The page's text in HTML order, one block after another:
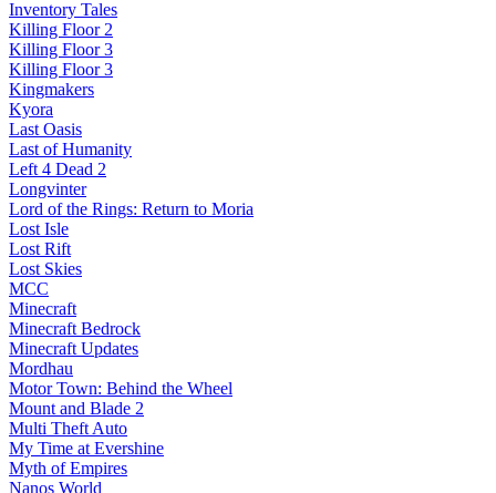
Inventory Tales
Killing Floor 2
Killing Floor 3
Killing Floor 3
Kingmakers
Kyora
Last Oasis
Last of Humanity
Left 4 Dead 2
Longvinter
Lord of the Rings: Return to Moria
Lost Isle
Lost Rift
Lost Skies
MCC
Minecraft
Minecraft Bedrock
Minecraft Updates
Mordhau
Motor Town: Behind the Wheel
Mount and Blade 2
Multi Theft Auto
My Time at Evershine
Myth of Empires
Nanos World